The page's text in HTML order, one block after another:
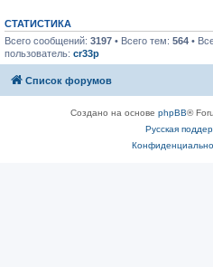
СТАТИСТИКА
Всего сообщений: 3197 • Всего тем: 564 •
пользователь: cr33p
Список форумов
Создано на основе phpBB®
Русская